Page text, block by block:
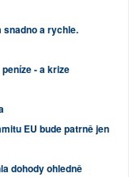
a rychle.
- a krize
EU bude patrně jen
dohody ohledně